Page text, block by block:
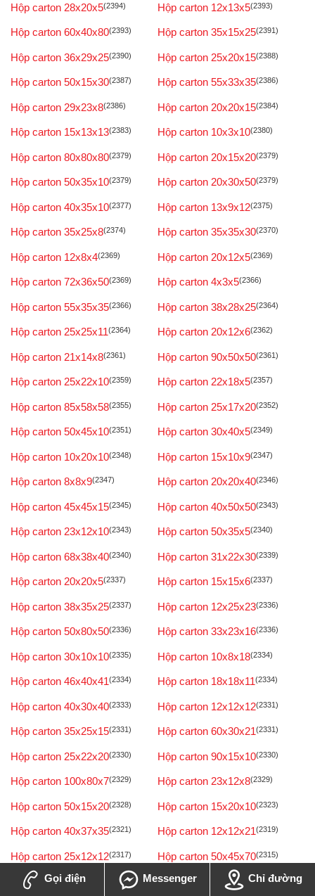
Hộp carton 28x20x5(2394) Hộp carton 12x13x5(2393)
Hộp carton 60x40x80(2393) Hộp carton 35x15x25(2391)
Hộp carton 36x29x25(2390) Hộp carton 25x20x15(2388)
Hộp carton 50x15x30(2387) Hộp carton 55x33x35(2386)
Hộp carton 29x23x8(2386) Hộp carton 20x20x15(2384)
Hộp carton 15x13x13(2383) Hộp carton 10x3x10(2380)
Hộp carton 80x80x80(2379) Hộp carton 20x15x20(2379)
Hộp carton 50x35x10(2379) Hộp carton 20x30x50(2379)
Hộp carton 40x35x10(2377) Hộp carton 13x9x12(2375)
Hộp carton 35x25x8(2374) Hộp carton 35x35x30(2370)
Hộp carton 12x8x4(2369) Hộp carton 20x12x5(2369)
Hộp carton 72x36x50(2369) Hộp carton 4x3x5(2366)
Hộp carton 55x35x35(2366) Hộp carton 38x28x25(2364)
Hộp carton 25x25x11(2364) Hộp carton 20x12x6(2362)
Hộp carton 21x14x8(2361) Hộp carton 90x50x50(2361)
Hộp carton 25x22x10(2359) Hộp carton 22x18x5(2357)
Hộp carton 85x58x58(2355) Hộp carton 25x17x20(2352)
Hộp carton 50x45x10(2351) Hộp carton 30x40x5(2349)
Hộp carton 10x20x10(2348) Hộp carton 15x10x9(2347)
Hộp carton 8x8x9(2347) Hộp carton 20x20x40(2346)
Hộp carton 45x45x15(2345) Hộp carton 40x50x50(2343)
Hộp carton 23x12x10(2343) Hộp carton 50x35x5(2340)
Hộp carton 68x38x40(2340) Hộp carton 31x22x30(2339)
Hộp carton 20x20x5(2337) Hộp carton 15x15x6(2337)
Hộp carton 38x35x25(2337) Hộp carton 12x25x23(2336)
Hộp carton 50x80x50(2336) Hộp carton 33x23x16(2336)
Hộp carton 30x10x10(2335) Hộp carton 10x8x18(2334)
Hộp carton 46x40x41(2334) Hộp carton 18x18x11(2334)
Hộp carton 40x30x40(2333) Hộp carton 12x12x12(2331)
Hộp carton 35x25x15(2331) Hộp carton 60x30x21(2331)
Hộp carton 25x22x20(2330) Hộp carton 90x15x10(2330)
Hộp carton 100x80x7(2329) Hộp carton 23x12x8(2329)
Hộp carton 50x15x20(2328) Hộp carton 15x20x10(2323)
Hộp carton 40x37x35(2321) Hộp carton 12x12x21(2319)
Hộp carton 25x12x12(2317) Hộp carton 50x45x70(2315)
Hộp carton 3x8x5 Hộp carton 16x16x10 (2312)
Gọi điện Messenger Chỉ đường